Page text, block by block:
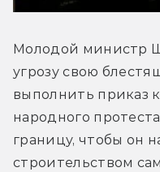
Молодой министр
угрозу свою
выполнить приказ
народного
границу, чтобы он
строительством